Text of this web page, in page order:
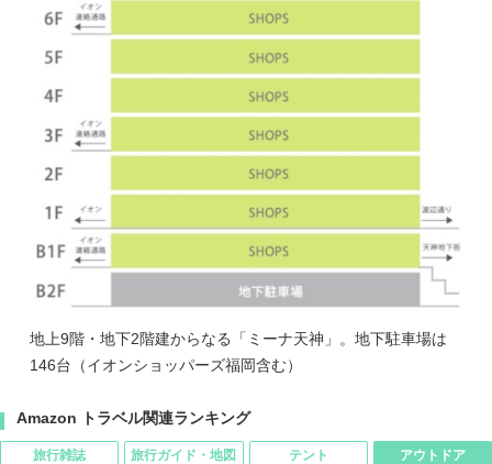
地上9階・地下2階建からなる「ミーナ天神」。地下駐車場は
146台（イオンショッパーズ福岡含む）
Amazon トラベル関連ランキング
旅行雑誌 旅行ガイド・地図 テント アウトドア